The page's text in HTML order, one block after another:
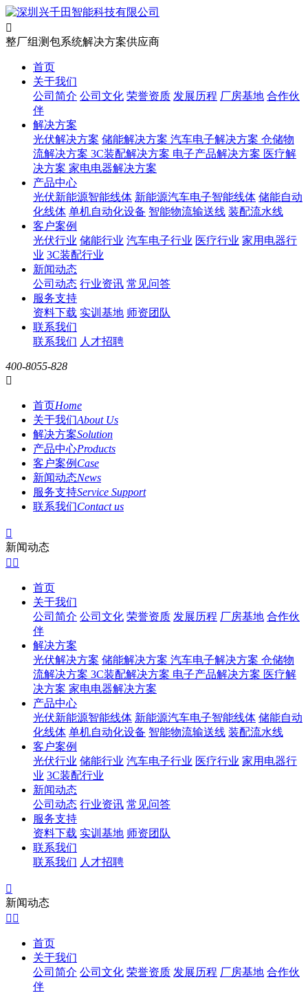

整厂组测包系统解决方案供应商
首页
关于我们
公司简介 公司文化 荣誉资质 发展历程 厂房基地 合作伙
伴
解决方案
光伏解决方案 储能解决方案 汽车电子解决方案 仓储物
流解决方案 3C装配解决方案 电子产品解决方案 医疗解
决方案 家电电器解决方案
产品中心
光伏新能源智能线体 新能源汽车电子智能线体 储能自动
化线体 单机自动化设备 智能物流输送线 装配流水线
客户案例
光伏行业 储能行业 汽车电子行业 医疗行业 家用电器行
业 3C装配行业
新闻动态
公司动态 行业资讯 常见问答
服务支持
资料下载 实训基地 师资团队
联系我们
联系我们 人才招聘
400-8055-828

首页Home
关于我们About Us
解决方案Solution
产品中心Products
客户案例 Case
新闻动态News
服务支持Service Support
联系我们Contact us

新闻动态
 
首页
关于我们
公司简介 公司文化 荣誉资质 发展历程 厂房基地 合作伙
伴
解决方案
光伏解决方案 储能解决方案 汽车电子解决方案 仓储物
流解决方案 3C装配解决方案 电子产品解决方案 医疗解
决方案 家电电器解决方案
产品中心
光伏新能源智能线体 新能源汽车电子智能线体 储能自动
化线体 单机自动化设备 智能物流输送线 装配流水线
客户案例
光伏行业 储能行业 汽车电子行业 医疗行业 家用电器行
业 3C装配行业
新闻动态
公司动态 行业资讯 常见问答
服务支持
资料下载 实训基地 师资团队
联系我们
联系我们 人才招聘

新闻动态
 
首页
关于我们
公司简介 公司文化 荣誉资质 发展历程 厂房基地 合作伙
伴